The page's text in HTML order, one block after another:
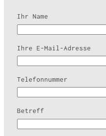
Ihr Name
Ihre E-Mail-Adresse
Telefonnummer
Betreff